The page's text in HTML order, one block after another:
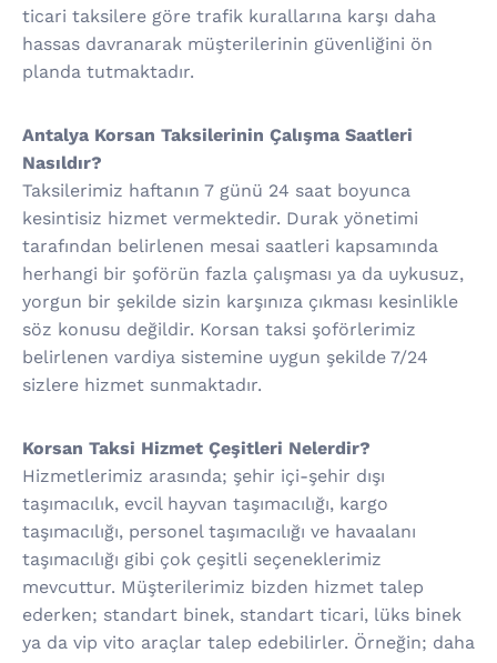
ticari taksilere göre trafik kurallarına karşı daha
hassas davranarak müşterilerinin güvenliğini ön
planda tutmaktadır.
Antalya Korsan Taksilerinin Çalışma Saatleri
Nasıldır?
Taksilerimiz haftanın 7 günü 24 saat boyunca
kesintisiz hizmet vermektedir. Durak yönetimi
tarafından belirlenen mesai saatleri kapsamında
herhangi bir şoförün fazla çalışması ya da uykusuz,
yorgun bir şekilde sizin karşınıza çıkması kesinlikle
söz konusu değildir. Korsan taksi şoförlerimiz
belirlenen vardiya sistemine uygun şekilde 7/24
sizlere hizmet sunmaktadır.
Korsan Taksi Hizmet Çeşitleri Nelerdir?
Hizmetlerimiz arasında; şehir içi-şehir dışı
taşımacılık, evcil hayvan taşımacılığı, kargo
taşımacılığı, personel taşımacılığı ve havaalanı
taşımacılığı gibi çok çeşitli seçeneklerimiz
mevcuttur. Müşterilerimiz bizden hizmet talep
ederken; standart binek, standart ticari, lüks binek
ya da vip vito araçlar talep edebilirler. Örneğin; daha